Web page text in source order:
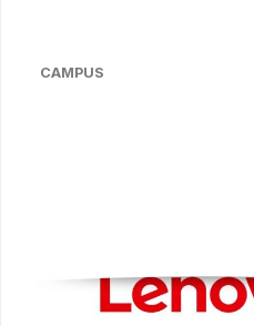
CAMPUS